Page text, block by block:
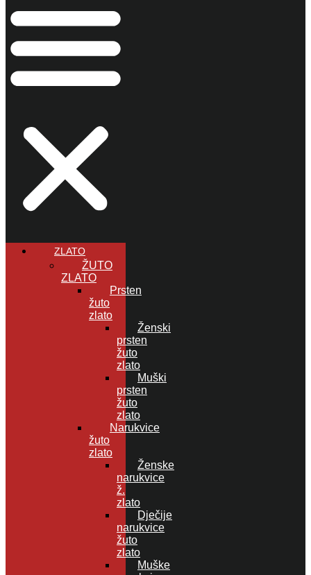
ZLATO
ŽUTO
ZLATO
Prsten
žuto
zlato
Ženski
prsten
žuto
zlato
Muški
prsten
žuto
zlato
Narukvice
žuto
zlato
Ženske
narukvice
ž.
zlato
Dječije
narukvice
žuto
zlato
Muške